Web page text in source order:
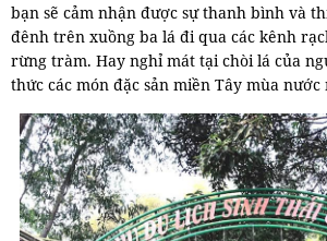
bạn sẽ cảm nhận được sự thanh bình và
đênh trên xuồng ba lá đi qua các kênh
rừng tràm. Hay nghỉ mát tại chòi lá của
thức các món đặc sản miền Tây mùa nước